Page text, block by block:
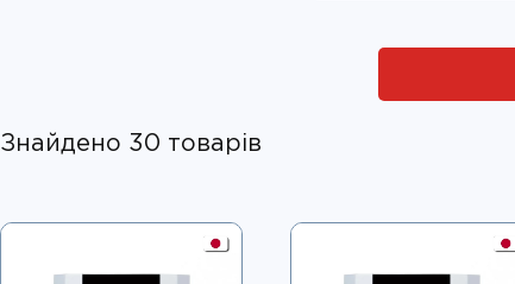
Знайдено 30 товарів